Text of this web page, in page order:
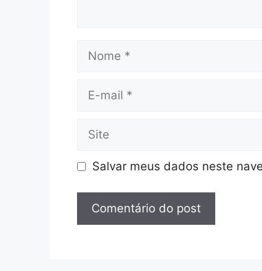
mail
Salvar meus dados neste